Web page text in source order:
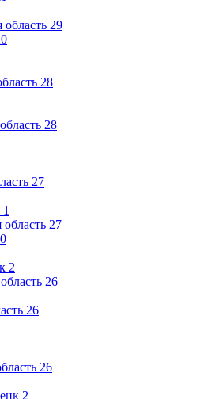
область 29
28
28
27
1
27
2
26
26
26
2